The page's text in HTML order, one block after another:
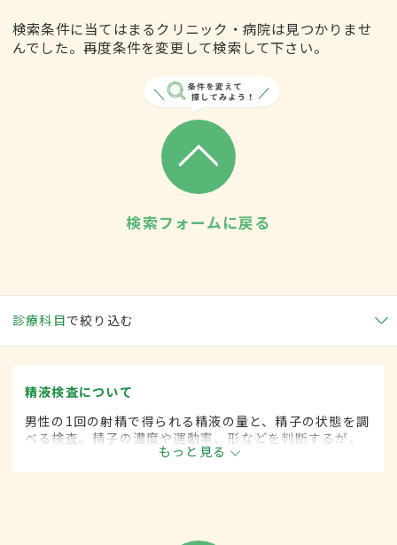
検索条件に当てはまるクリニック・病院は見つかりませ
んでした。再度条件を変更して検索して下さい。
検索フォームに戻る
診療科目で絞り込む
精液検査について
男性の1回の射精で得られる精液の量と、精子の状態を調
べる検査。精子の濃度や運動率、形などを判断するが、
精液の状態は日によって変動するため、結果によっては
数回の検査が必要となる場合もある。
もっと見る